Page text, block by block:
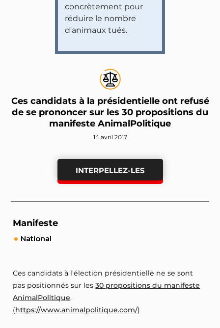
concrètement pour
réduire le nombre
d'animaux tués.
Ces candidats à la présidentielle ont refusé
de se prononcer sur les 30 propositions du
manifeste AnimalPolitique
14 avril 2017
INTERPELLEZ-LES
Manifeste
National
Ces candidats à l'élection présidentielle ne se sont
pas positionnés sur les30 propositions du manifeste
AnimalPolitique.
(https://www.animalpolitique.com/)